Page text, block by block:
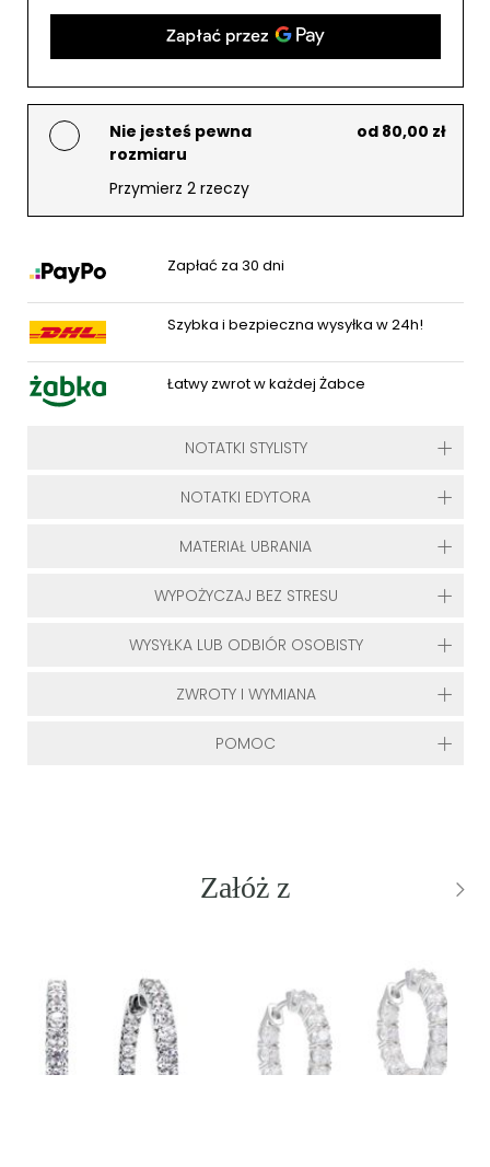
Nie jesteś pewna
rozmiaru
od 80,00 zł
Przymierz 2 rzeczy
Zapłać za 30 dni
Szybka i bezpieczna wysyłka w 24h!
Łatwy zwrot w każdej Żabce
NOTATKI STYLISTY
NOTATKI EDYTORA
MATERIAŁ UBRANIA
WYPOŻYCZAJ BEZ STRESU
WYSYŁKA LUB ODBIÓR OSOBISTY
ZWROTY I WYMIANA
POMOC
Załóż z